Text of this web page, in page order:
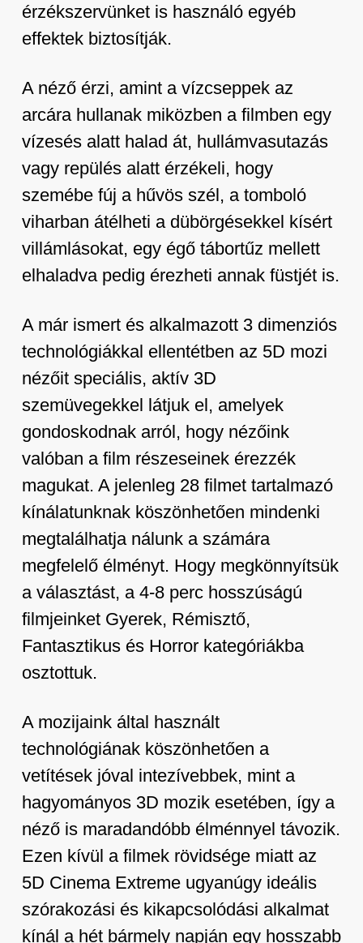
érzékszervünket is használó egyéb
effektek biztosítják.
A néző érzi, amint a vízcseppek az
arcára hullanak miközben a filmben egy
vízesés alatt halad át, hullámvasutazás
vagy repülés alatt érzékeli, hogy
szemébe fúj a hűvös szél, a tomboló
viharban átélheti a dübörgésekkel kísért
villámlásokat, egy égő tábortűz mellett
elhaladva pedig érezheti annak füstjét is.
A már ismert és alkalmazott 3 dimenziós
technológiákkal ellentétben az 5D mozi
nézőit speciális, aktív 3D
szemüvegekkel látjuk el, amelyek
gondoskodnak arról, hogy nézőink
valóban a film részeseinek érezzék
magukat. A jelenleg 28 filmet tartalmazó
kínálatunknak köszönhetően mindenki
megtalálhatja nálunk a számára
megfelelő élményt. Hogy megkönnyítsük
a választást, a 4-8 perc hosszúságú
filmjeinket Gyerek, Rémisztő,
Fantasztikus és Horror kategóriákba
osztottuk.
A mozijaink által használt
technológiának köszönhetően a
vetítések jóval intezívebbek, mint a
hagyományos 3D mozik esetében, így a
néző is maradandóbb élménnyel távozik.
Ezen kívül a filmek rövidsége miatt az
5D Cinema Extreme ugyanúgy ideális
szórakozási és kikapcsolódási alkalmat
kínál a hét bármely napján egy hosszabb